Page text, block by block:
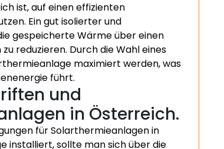
ist, auf einen effizienten
Ein gut isolierter und
gespeicherte Wärme über einen
reduzieren. Durch die Wahl eines
maximiert werden, was
führt.
und
in Österreich.
für Solarthermieanlagen in
installiert, sollte man sich über die